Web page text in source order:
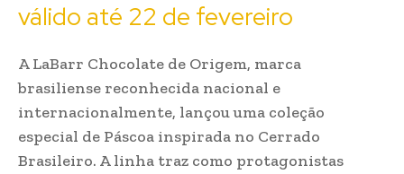
válido até 22 de fevereiro
A LaBarr Chocolate de Origem, marca
brasiliense reconhecida nacional e
internacionalmente, lançou uma coleção
especial de Páscoa inspirada no Cerrado
Brasileiro. A linha traz como protagonistas